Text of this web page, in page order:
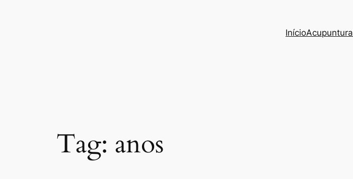
InícioAcupuntura
Tag: anos